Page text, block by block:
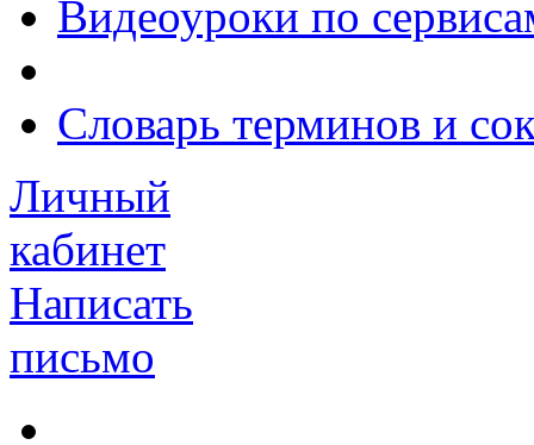
Видеоуроки по
Словарь терминов и
Личный
кабинет
Написать
письмо